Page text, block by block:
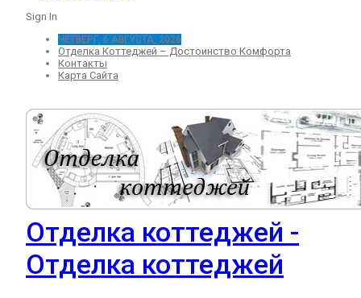
Sign In
ЧЕТВЕРГ, 6 АВГУСТА, 2026
Отделка Коттеджей – Достоинство Комфорта
Контакты
Карта Сайта
Отделка коттеджей -
Отделка коттеджей